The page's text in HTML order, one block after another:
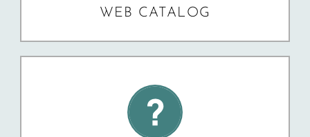
WEB CATALOG